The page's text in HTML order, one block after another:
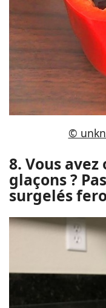
©
8. Vous
glaçons ?
surgelés